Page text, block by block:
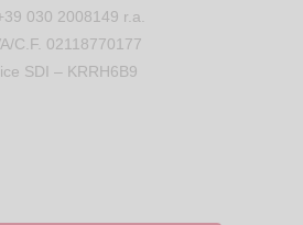
030 2008149 r.a.
C.F. 02118770177
SDI – KRRH6B9